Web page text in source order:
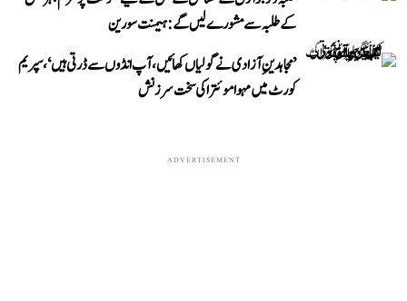
کے طلبہ سے مشورے لیں گے: ہیمنت سورین
’مجاہدینِ آزادی نے گولیاں کھائیں، آپ انڈوں سے ڈرتی ہیں‘، سپریم
کورٹ میں مہوا موئترا کی سخت سرزنش
ADVERTISEMENT